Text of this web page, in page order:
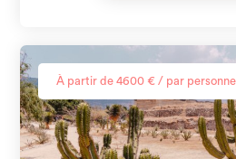
À partir de 4600 € / par personne